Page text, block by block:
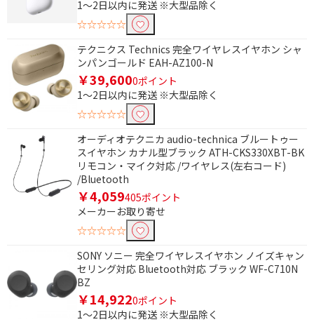
1～2日以内に発送 ※大型品除く
☆☆☆☆☆
テクニクス Technics 完全ワイヤレスイヤホン シャ
ンパンゴールド EAH-AZ100-N
￥39,6000ポイント
1～2日以内に発送 ※大型品除く
☆☆☆☆☆
オーディオテクニカ audio-technica ブルートゥー
スイヤホン カナル型ブラック ATH-CKS330XBT-BK
リモコン・マイク対応 /ワイヤレス(左右コード)
/Bluetooth
￥4,059405ポイント
メーカーお取り寄せ
☆☆☆☆☆
SONY ソニー 完全ワイヤレスイヤホン ノイズキャン
セリング対応 Bluetooth対応 ブラック WF-C710N
BZ
￥14,9220ポイント
1～2日以内に発送 ※大型品除く
リモコン・マイクで絞り込む
リモコン・マイク対応
マイク対応
片耳使用で絞り込む
両耳可
専用アプリで絞り込む
専用アプリ対応 専用アプリ非対応
bluetoothで絞り込む
Bluetooth対応